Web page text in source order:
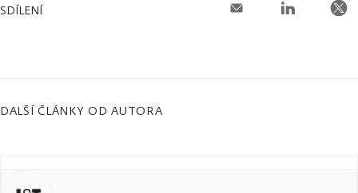
SDÍLENÍ
DALŠÍ ČLÁNKY OD AUTORA